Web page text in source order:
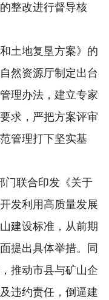
整改进行督导核
土地复垦方案》的
然资源厅制定出台
理办法，建立专家
求，严把方案评审
管理打下坚实基
联合印发《关于
发利用高质量发展
建设标准，从前期
提出具体举措。同
推动市县与矿山企
违约责任，倒逼建